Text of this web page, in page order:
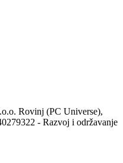
Rovinj (PC Universe),
- Razvoj i održavanje